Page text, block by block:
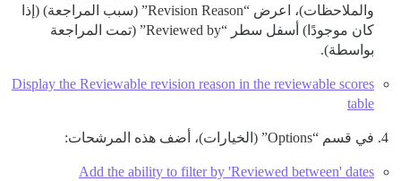
والملاحظات)، اعرض “Revision Reason” (سبب المراجعة) (إذا
كان موجودًا) أسفل سطر “Reviewed by” (تمت المراجعة
بواسطة).
Display the Reviewable revision reason in the reviewable scores
table
في قسم “Options” (الخيارات)، أضف هذه المرشحات:
Add the ability to filter by 'Reviewed between' dates